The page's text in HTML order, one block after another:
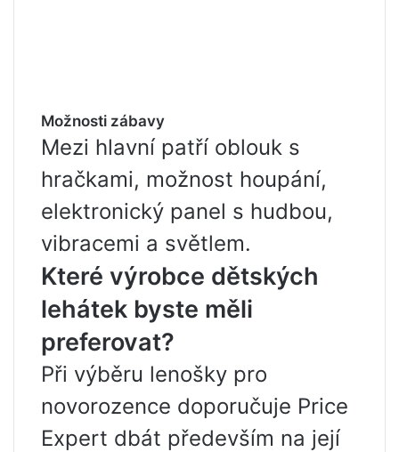
Možnosti zábavy
Mezi hlavní patří oblouk s
hračkami, možnost houpání,
elektronický panel s hudbou,
vibracemi a světlem.
Které výrobce dětských
lehátek byste měli
preferovat?
Při výběru lenošky pro
novorozence doporučuje Price
Expert dbát především na její